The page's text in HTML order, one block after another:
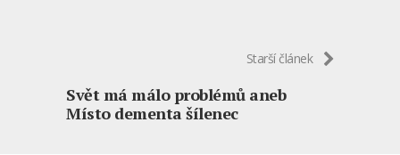
Starší článek
Svět má málo problémů aneb
Místo dementa šílenec